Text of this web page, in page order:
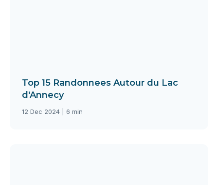
Top 15 Randonnees Autour du Lac
d'Annecy
12 Dec 2024 | 6 min